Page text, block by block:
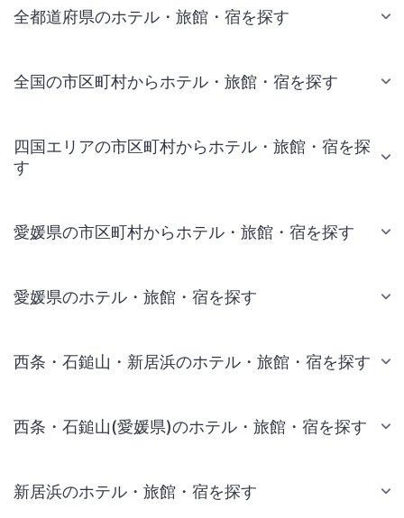
全都道府県のホテル・旅館・宿を探す
全国の市区町村からホテル・旅館・宿を探す
四国エリアの市区町村からホテル・旅館・宿を探
す
愛媛県の市区町村からホテル・旅館・宿を探す
愛媛県のホテル・旅館・宿を探す
西条・石鎚山・新居浜のホテル・旅館・宿を探す
西条・石鎚山(愛媛県)のホテル・旅館・宿を探す
新居浜のホテル・旅館・宿を探す